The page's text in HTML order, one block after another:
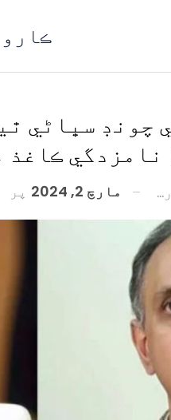
چونڊ سڀاڻي
نامزدگي ڪاغذ
مارچ 2, 2024 پر